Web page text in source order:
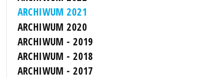
ARCHIWUM 2021
ARCHIWUM 2020
ARCHIWUM - 2019
ARCHIWUM - 2018
ARCHIWUM - 2017